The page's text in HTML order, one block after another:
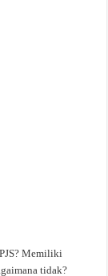
Memiliki
tidak?